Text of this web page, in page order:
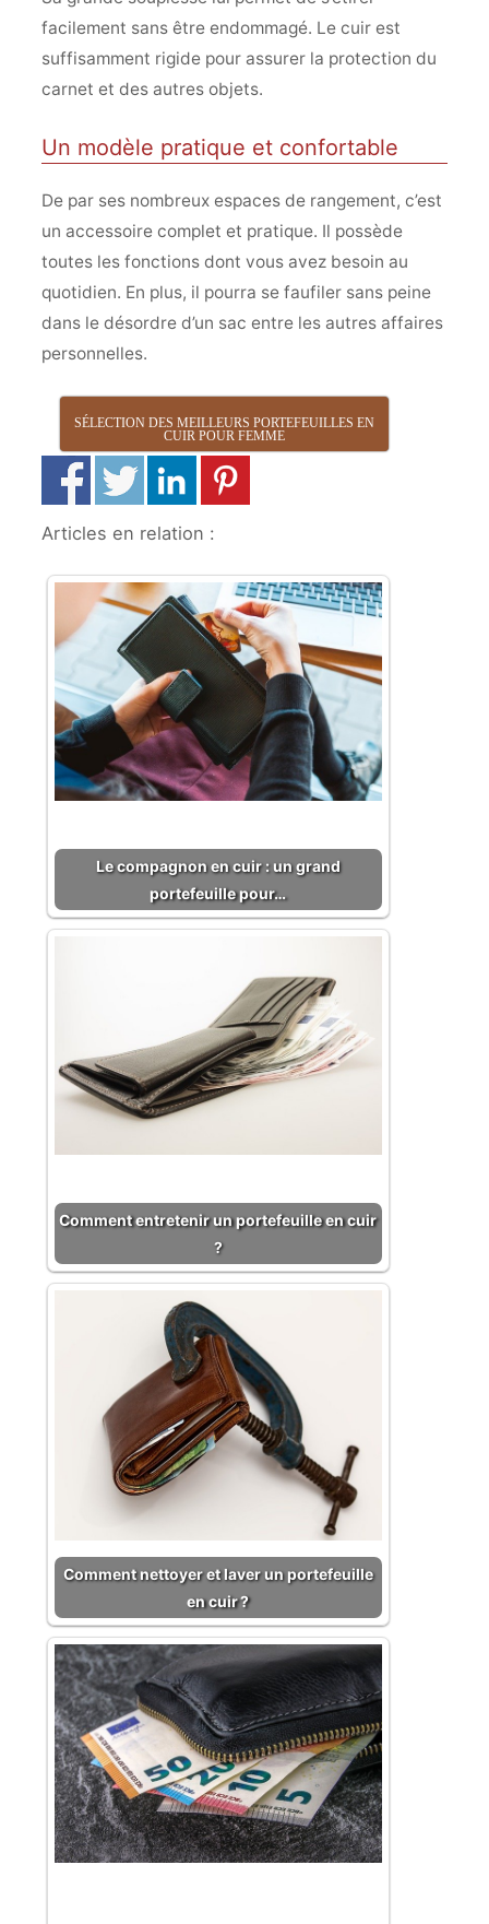
facilement sans être endommagé. Le cuir est
suffisamment rigide pour assurer la protection du
carnet et des autres objets.
Un modèle pratique et confortable
De par ses nombreux espaces de rangement, c’est
un accessoire complet et pratique. Il possède
toutes les fonctions dont vous avez besoin au
quotidien. En plus, il pourra se faufiler sans peine
dans le désordre d’un sac entre les autres affaires
personnelles.
SÉLECTION DES MEILLEURS PORTEFEUILLES EN
CUIR POUR FEMME
Articles en relation :
Le compagnon en cuir : un grand
portefeuille pour…
Comment entretenir un portefeuille en cuir
?
Comment nettoyer et laver un portefeuille
en cuir ?